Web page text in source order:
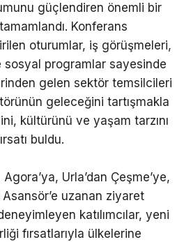
güçlendiren önemli bir
Konferans
oturumlar, iş görüşmeleri,
programlar sayesinde
gelen sektör temsilcileri
geleceğini tartışmakla
kültürünü ve yaşam tarzını
buldu.
Urla’dan Çeşme’ye,
Asansör’e uzanan ziyaret
katılımcılar, yeni
fırsatlarıyla ülkelerine